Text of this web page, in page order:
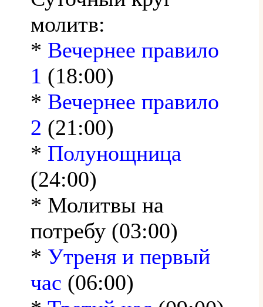
молитв:
* Вечернее правило
1 (18:00)
* Вечернее правило
2 (21:00)
* Полунощница
(24:00)
* Молитвы на
потребу (03:00)
* Утреня и первый
час (06:00)